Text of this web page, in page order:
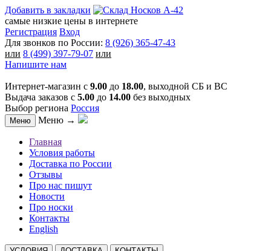
Добавить в закладки
самые низкие цены в интернете
Регистрация Вход
Для звонков по России: 8 (926) 365-47-43
или 8 (499) 397-79-07 или
Напишите нам
Интернет-магазин с 9.00 до 18.00, выходной СБ и ВС
Выдача заказов с 5.00 до 14.00 без выходных
Выбор региона Россия
Меню Меню →
Главная
Условия работы
Доставка по России
Отзывы
Про нас пишут
Новости
Про носки
Контакты
English